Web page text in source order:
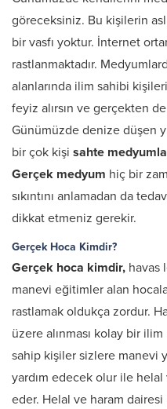
göreceksiniz. Bu kişilerin
bir vasfı yoktur. İnternet
rastlanmaktadır.
alanlarında ilim sahibi
feyiz alırsın ve gerçekten
Günümüzde denize düşen
bir çok kişi sahte
Gerçek medyum hiç bir
sıkıntını anlamadan da
dikkat etmeniz gerekir.
Gerçek Hoca Kimdir?
Gerçek hoca kimdir, havas
manevi eğitimler alan
rastlamak oldukça zordur.
üzere alınması kolay bir
sahip kişiler sizlere manevi
yardım edecek olur ile
eder. Helal ve haram